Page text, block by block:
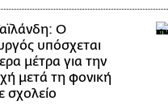
Ο
υπόσχεται
μέτρα για την
μετά τη φονική
σχολείο